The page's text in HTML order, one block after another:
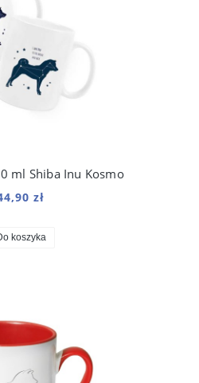
ml Shiba Inu Kosmo
zł
koszyka